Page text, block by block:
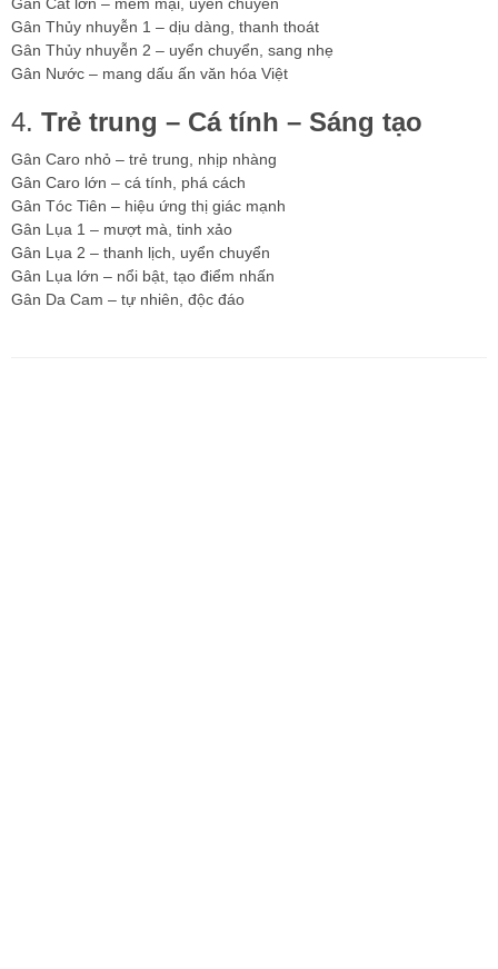
Gân Cát lớn – mềm mại, uyển chuyển
Gân Thủy nhuyễn 1 – dịu dàng, thanh thoát
Gân Thủy nhuyễn 2 – uyển chuyển, sang nhẹ
Gân Nước – mang dấu ấn văn hóa Việt
4. Trẻ trung – Cá tính – Sáng tạo
Gân Caro nhỏ – trẻ trung, nhịp nhàng
Gân Caro lớn – cá tính, phá cách
Gân Tóc Tiên – hiệu ứng thị giác mạnh
Gân Lụa 1 – mượt mà, tinh xảo
Gân Lụa 2 – thanh lịch, uyển chuyển
Gân Lụa lớn – nổi bật, tạo điểm nhấn
Gân Da Cam – tự nhiên, độc đáo